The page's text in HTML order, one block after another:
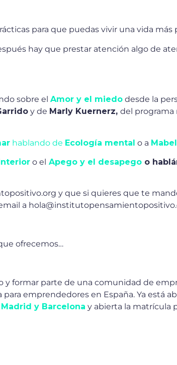
para que puedas vivir una vida más
hay que prestar atención algo de
sobre elAmor y el miedo desde la
y de Marly Kuernerz,del programa
hablando de Ecología mental o a
o el Apego y el desapego o
y que si quieres que te
a
ofrecemos…
y formar parte de una comunidad de
emprendedores en España. Ya está
y Barcelona y abierta la matrícula